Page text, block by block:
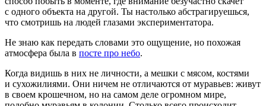
с одного объекта на другой. Ты настолько абстрагируешься,
что смотришь на людей глазами экспериментатора.
Не знаю как передать словами это ощущение, но похожая
атмосфера была в посте про небо.
Когда видишь в них не личности, а мешки с мясом, костями
и сухожилиями. Они ничем не отличаются от муравьев: живут
в своем крошечном, но на самом деле огромном мире,